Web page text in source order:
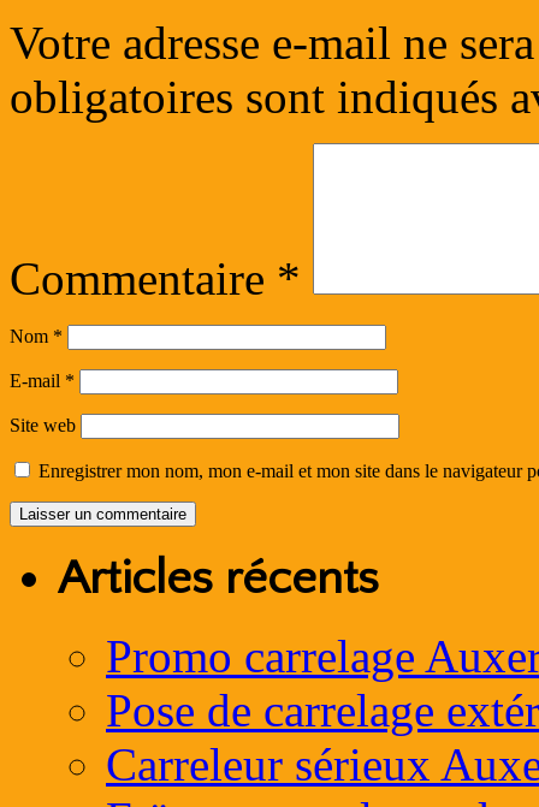
Votre adresse e-mail ne
obligatoires sont indiqués
Commentaire *
Nom *
E-mail *
Site web
Enregistrer mon nom, mon e-mail et mon site dans le navigateur
Articles récents
Promo carrelage
Pose de carrelage
Carreleur sérieux